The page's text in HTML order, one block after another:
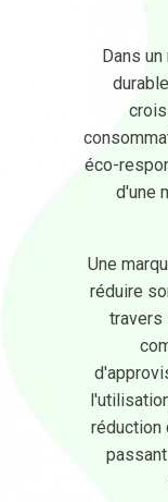
Dans
éco-
d'une
Une
réduire
travers
réduction